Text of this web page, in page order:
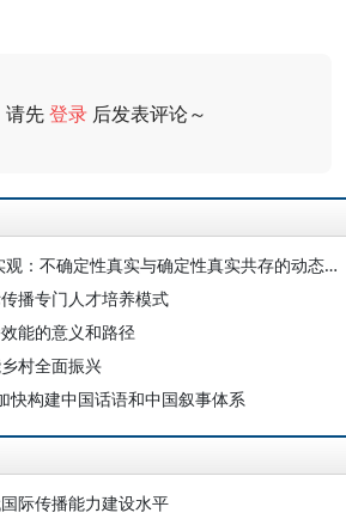
请先登录 后发表评论～
曾祥敏 高瑶：融合真实观：不确定性真实与确定性真实共存的动态平衡
播专门人才培养模式
能的意义和路径
村全面振兴
快构建中国话语和中国叙事体系
际传播能力建设水平